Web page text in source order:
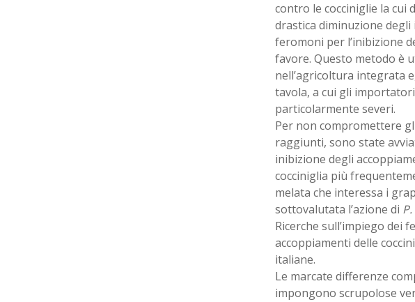
contro le cocciniglie la cui
drastica diminuzione
feromoni per l’inibizione
favore. Questo metodo è
nell’agricoltura integrata
tavola, a cui gli
particolarmente severi.
Per non compromettere
raggiunti, sono state
inibizione degli
cocciniglia più
melata che interessa i
sottovalutata l’azione di
Ricerche sull’impiego dei
accoppiamenti delle
italiane.
Le marcate differenze
impongono scrupolose